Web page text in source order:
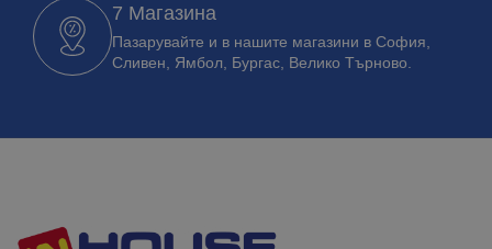
7 Магазина
Пазарувайте и в нашите магазини в София,
Сливен, Ямбол, Бургас, Велико Търново.